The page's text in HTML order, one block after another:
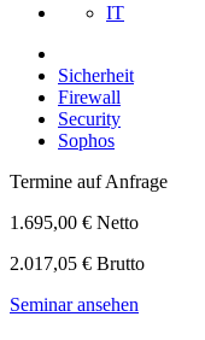
IT
Sicherheit
Firewall
Security
Sophos
Termine auf Anfrage
1.695,00 € Netto
2.017,05 € Brutto
Seminar ansehen